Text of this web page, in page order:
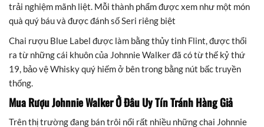
trải nghiệm mãnh liệt. Mỗi thành phẩm được xem như một món
quà quý báu và được đánh số Seri riêng biệt
Chai rượu Blue Label được làm bằng thủy tinh Flint, được thổi
ra từ những cái khuôn của Johnnie Walker đã có từ thế kỷ thứ
19, bảo vệ Whisky quý hiếm ở bên trong bằng nút bấc truyền
thống.
Mua Rượu Johnnie Walker Ở Đâu Uy Tín Tránh Hàng Giả
Trên thị trường đang bán trôi nổi rất nhiều những chai Johnnie